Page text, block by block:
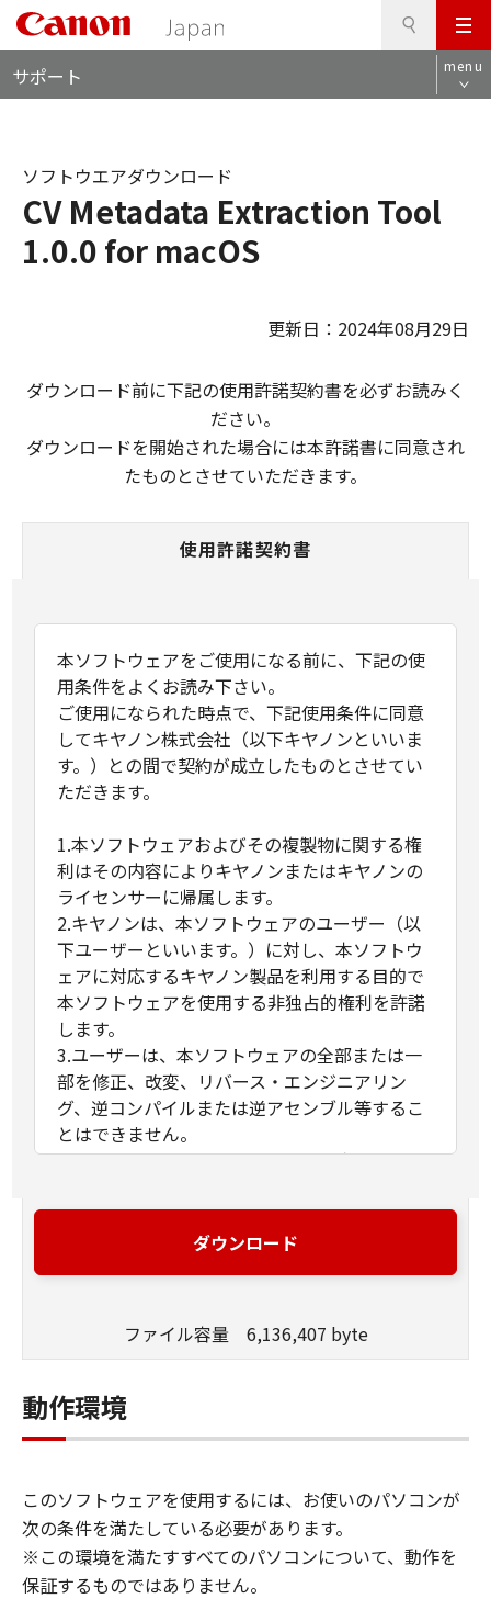
メ
ニ
ュ
サポート menu
CV Metadata Extraction Tool
1.0.0 for macOS
ソフトウエアダウンロード
更新日：2024年08月29日
ダウンロード前に下記の使用許諾契約書を必ずお読みく
ださい。
ダウンロードを開始された場合には本許諾書に同意され
たものとさせていただきます。
使用許諾契約書
本ソフトウェアをご使用になる前に、下記の使
用条件をよくお読み下さい。
ご使用になられた時点で、下記使用条件に同意
してキヤノン株式会社（以下キヤノンといいま
す。）との間で契約が成立したものとさせてい
ただきます。
1.本ソフトウェアおよびその複製物に関する権
利はその内容によりキヤノンまたはキヤノンの
ライセンサーに帰属します。
2.キヤノンは、本ソフトウェアのユーザー（以
下ユーザーといいます。）に対し、本ソフトウ
ェアに対応するキヤノン製品を利用する目的で
本ソフトウェアを使用する非独占的権利を許諾
します。
3.ユーザーは、本ソフトウェアの全部または一
部を修正、改変、リバース・エンジニアリン
グ、逆コンパイルまたは逆アセンブル等するこ
とはできません。
4.キヤノン、キヤノンマーケティングジャパン
ソフトウェアがユーザーの特定の目的のために
適当であること、もしくは有用であること、ま
5.キヤノン、キヤノンマーケティングジャパン
ソフトウェアの使用に付随または関連して生ず
る直接的または間接的な損失、損害等につい
て、いかなる場合においても一切の責任を負い
6.ユーザーは、日本国政府または該当国の政府
より必要な許可等を得ることなしに、本ソフト
ウェアの全部または一部を、直接または間接に
輸出してはなりません。
ダウンロード
ファイル容量 6,136,407 byte
動作環境
このソフトウェアを使用するには、お使いのパソコンが
次の条件を満たしている必要があります。
※この環境を満たすすべてのパソコンについて、動作を
保証するものではありません。